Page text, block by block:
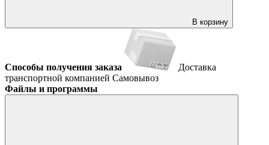
В корзину
Способы получения заказа
Доставка
транспортной компанией Самовывоз
Файлы и программы